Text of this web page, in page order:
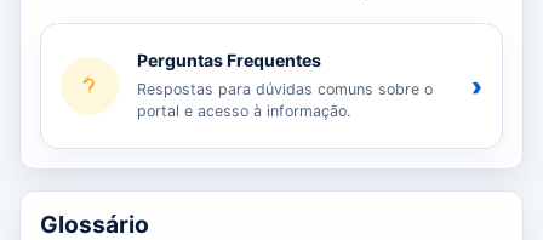
Perguntas Frequentes
Respostas para dúvidas comuns sobre o
portal e acesso à informação.
›
Glossário